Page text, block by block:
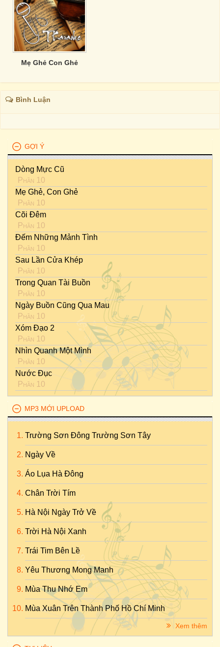
Mẹ Ghẻ Con Ghẻ
Bình Luận
GỢI Ý
Dòng Mực Cũ
Phần 10
Mẹ Ghẻ, Con Ghẻ
Phần 10
Cõi Đêm
Phần 10
Đếm Những Mảnh Tình
Phần 10
Sau Lần Cửa Khép
Phần 10
Trong Quan Tài Buồn
Phần 10
Ngày Buồn Cũng Qua Mau
Phần 10
Xóm Đạo 2
Phần 10
Nhìn Quanh Một Mình
Phần 10
Nước Đục
Phần 10
MP3 MỚI UPLOAD
Trường Sơn Đông Trường Sơn Tây
Ngày Về
Áo Lụa Hà Đông
Chân Trời Tím
Hà Nội Ngày Trở Về
Trời Hà Nội Xanh
Trái Tim Bên Lề
Yêu Thương Mong Manh
Mùa Thu Nhớ Em
Mùa Xuân Trên Thành Phố Hồ Chí Minh
Xem thêm